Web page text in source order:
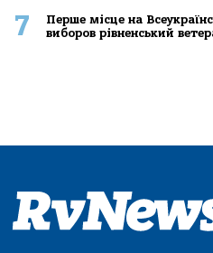
7
Перше місце на
виборов рівненський